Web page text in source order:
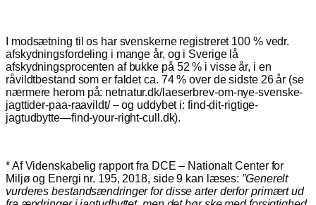
I modsætning til os har svenskerne registreret 100 % vedr.
afskydningsfordeling i mange år, og i Sverige lå
afskydningsprocenten af bukke på 52 % i visse år, i en
råvildtbestand som er faldet ca. 74 % over de sidste 26 år (se
nærmere herom på: netnatur.dk/laeserbrev-om-nye-svenske-
jagttider-paa-raavildt/ – og uddybet i: find-dit-rigtige-
jagtudbytte—find-your-right-cull.dk).
* Af Videnskabelig rapport fra DCE – Nationalt Center for
Miljø og Energi nr. 195, 2018, side 9 kan læses: ”Generelt
vurderes bestandsændringer for disse arter derfor primært ud